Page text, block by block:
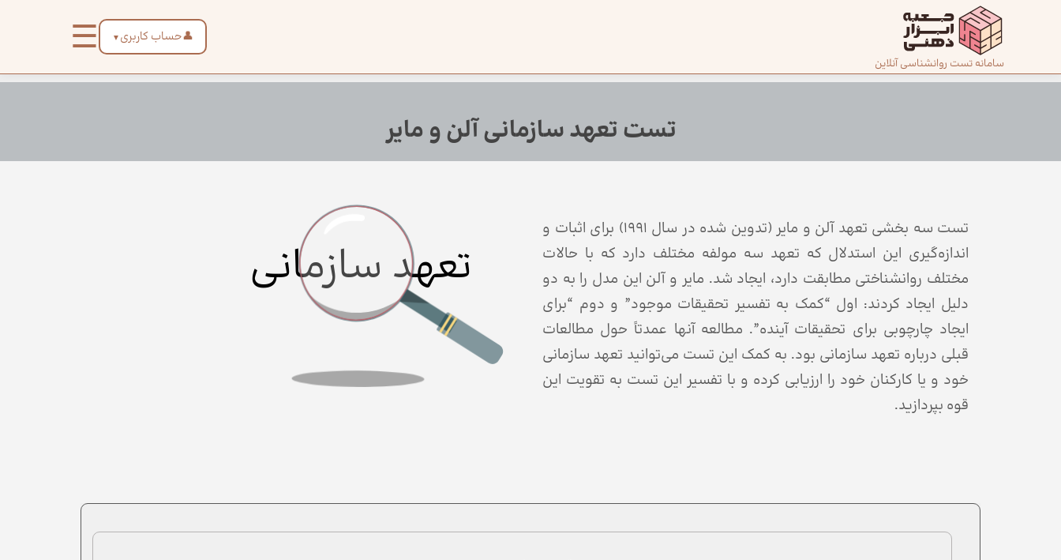
سامانه تست روانشناسی آنلاین
👤حساب کاربری ▼
☰
صفحه
اصلی
تست تعهد سازمانی آلن و مایر
تعهد سازمانی
تست سه بخشی تعهد آلن و مایر (تدوین شده در سال 1991) برای اثبات و
اندازه‌گیری این استدلال که تعهد سه مولفه مختلف دارد که با حالات
مختلف روانشناختی مطابقت دارد، ایجاد شد. مایر و آلن این مدل را به دو
دلیل ایجاد کردند: اول “کمک به تفسیر تحقیقات موجود” و دوم “برای
ایجاد چارچوبی برای تحقیقات آینده”. مطالعه آنها عمدتاً حول مطالعات
قبلی درباره تعهد سازمانی بود. به کمک این تست می‌توانید تعهد سازمانی
خود و یا کارکنان خود را ارزیابی کرده و با تفسیر این تست به تقویت این
قوه بپردازید.